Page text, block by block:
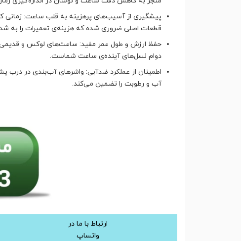
پیشگیری از آسیب‌های پرهزینه به قلب ساعت:
قطعات اصلی ضروری شده که هزینه‌ی تعمیرات را به
حفظ ارزش و طول عمر مفید: ساعت‌های لوکس و
دوام نسل‌های آینده‌ی ساعت شماست.
اطمینان از عملکرد ضدآبی: واشرهای آب‌بندی در درب
آب و رطوبت را تضمین می‌کند.
ارتباط با ما در
واتساپ